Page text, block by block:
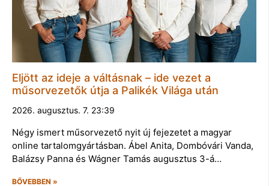
Eljött az ideje a váltásnak – ide vezet a
műsorvezetők útja a Palikék Világa után
2026. augusztus. 7. 23:39
Négy ismert műsorvezető nyit új fejezetet a magyar
online tartalomgyártásban. Ábel Anita, Dombóvári Vanda,
Balázsy Panna és Wágner Tamás augusztus 3-á…
BŐVEBBEN »